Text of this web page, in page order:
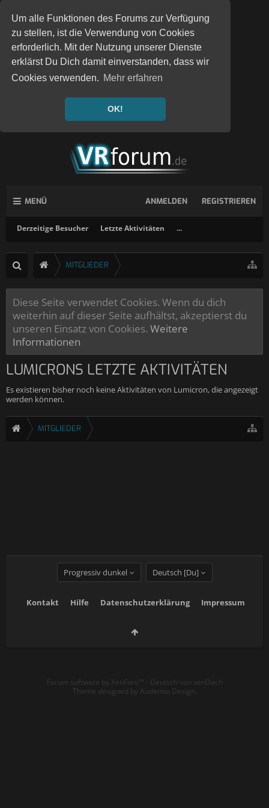
Um alle Funktionen des Forums zur Verfügung
zu stellen, ist die Verwendung von Cookies
erforderlich. Mit der Nutzung unserer Dienste
erklärst Du Dich damit einverstanden, dass wir
Cookies verwenden. Mehr erfahren
OK!
MENÜ
Derzeitige Besucher Letzte Aktivitäten ...
ANMELDEN REGISTRIEREN
MITGLIEDER
Diese Seite verwendet Cookies. Wenn du dich
weiterhin auf dieser Seite aufhältst, akzeptierst du
unseren Einsatz von Cookies. Weitere
Informationen
LUMICRONS LETZTE AKTIVITÄTEN
Es existieren bisher noch keine Aktivitäten von Lumicron, die angezeigt
werden können.
MITGLIEDER
Progressiv dunkel Deutsch [Du]
Kontakt Hilfe Datenschutzerklärung Impressum
Forum software by XenForo™ - Deutsch von xenDach
Theme designed by Audentio Design.